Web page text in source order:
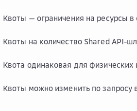
Квоты — ограничения на ресурсы
Квоты на количество Shared API-
Квота одинаковая для
Квоты можно изменить по запросу